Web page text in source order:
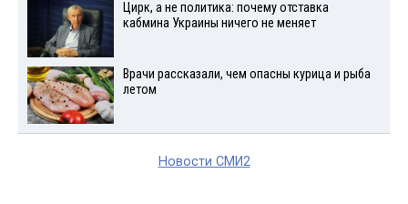
Цирк, а не политика: почему отставка
кабмина Украины ничего не меняет
Врачи рассказали, чем опасны курица и рыба
летом
Новости СМИ2